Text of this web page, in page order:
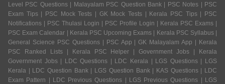
Level PSC Questions | Malayalam PSC Question Bank | PSC Notes | PSC
Exam Tips | PSC Mock Tests | GK Mock Tests | Kerala PSC Tips | PSC
Notifications | PSC Thulasi Login | PSC Profile Login | Kerala PSC Exams |
PSC Exam Calendar | Kerala PSC Upcoming Exams | Kerala PSC Syllabus |
General Science PSC Questions | PSC App | GK Malayalam App | Kerala
PSC Ranked Lists | Kerala PSC Helper | Government Jobs | Kerala
Government Jobs | LDC Questions | LDC Kerala | LGS Questions | LGS
Kerala | LDC Question Bank | LGS Question Bank | KAS Questions | LDC
Exam Pattern | LDC Previous Questions | LGS Previous Questions | LGS